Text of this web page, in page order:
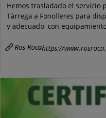
Hemos trasladado el servicio
Tàrrega a Fonolleres para
y adecuado, con
Ros Rocahttps://